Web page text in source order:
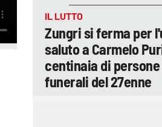
IL LUTTO
Zungri si ferma per
saluto a Carmelo
centinaia di
funerali del 27enne